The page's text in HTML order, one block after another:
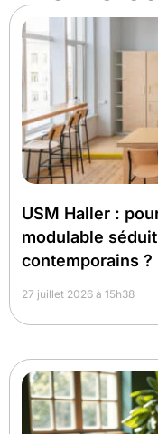
USM Haller :
modulable
contemporains ?
27 juillet 2026 à 15h38